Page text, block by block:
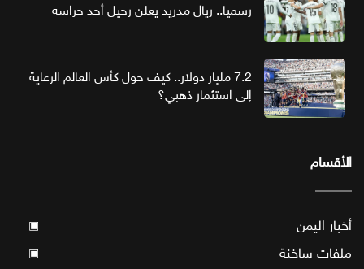
رسميا.. ريال مدريد يعلن رحيل أحد حراسه
7.2 مليار دولار.. كيف حول كأس العالم الرعاية
إلى استثمار ذهبي؟
الأقسام
أخبار اليمن ▣
ملفات ساخنة ▣